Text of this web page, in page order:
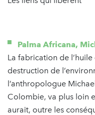
Palma Africana,
La fabrication de
destruction de
l’anthropologue
Colombie, va plus loin
aurait, outre les